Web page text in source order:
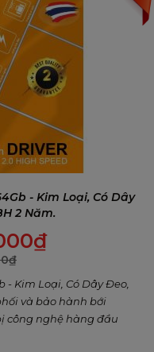
- Kim Loại, Có Dây
2 Năm.
₫
₫
- Kim Loại, Có Dây Đeo,
và bảo hành bới
công nghệ hàng đầu